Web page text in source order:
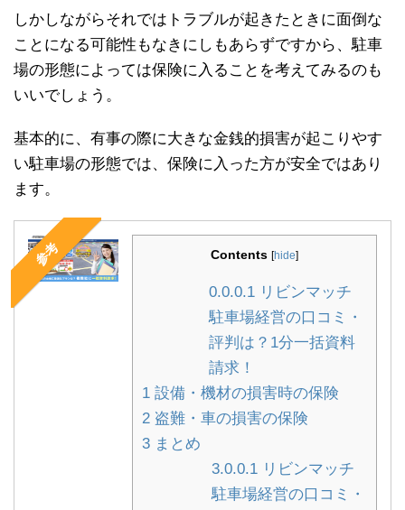
しかしながらそれではトラブルが起きたときに面倒な
ことになる可能性もなきにしもあらずですから、駐車
場の形態によっては保険に入ることを考えてみるのも
いいでしょう。
基本的に、有事の際に大きな金銭的損害が起こりやす
い駐車場の形態では、保険に入った方が安全ではあり
ます。
参考 Contents [hide]
0.0.0.1リビンマッチ
駐車場経営の口コミ・
評判は？1分一括資料
請求！
1 設備・機材の損害時の保険
2 盗難・車の損害の保険
3 まとめ
3.0.0.1リビンマッチ
駐車場経営の口コミ・